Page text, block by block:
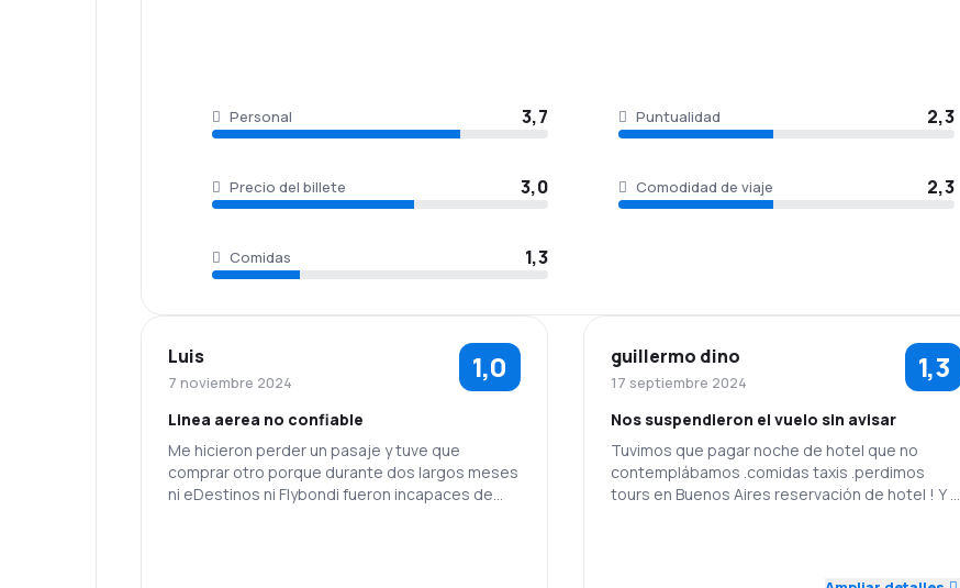
Personal 3,7 Puntualidad 2,3
Precio del billete 3,0 Comodidad de viaje 2,3
Comidas 1,3
Luis
7 noviembre 2024 1,0
Linea aerea no confiable
Me hicieron perder un pasaje y tuve que
comprar otro porque durante dos largos meses
ni eDestinos ni Flybondi fueron incapaces de
guillermo dino
17 septiembre 2024 1,3
Nos suspendieron el vuelo sin avisar
Tuvimos que pagar noche de hotel que no
contemplábamos .comidas taxis .perdimos
tours en Buenos Aires reservación de hotel ! Y la
México hubiéramos tenido que pagar otros